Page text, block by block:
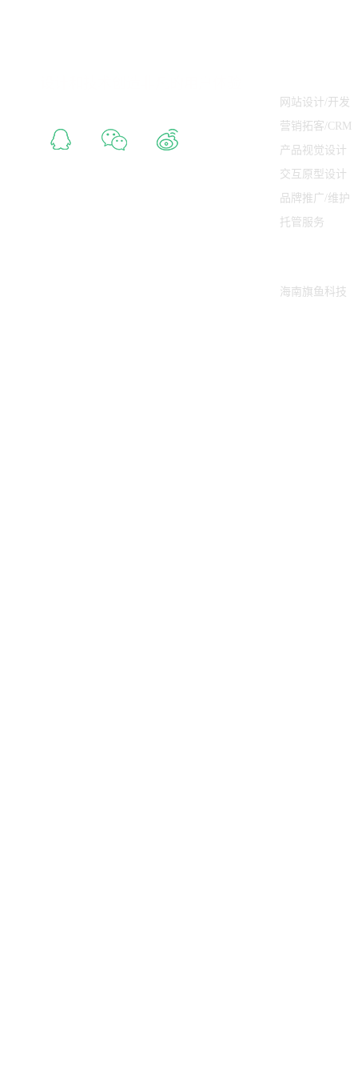
网站设计/开发
营销拓客/CRM
产品视觉设计
交互原型设计
品牌推广/维护
托管服务
海南旗鱼科技